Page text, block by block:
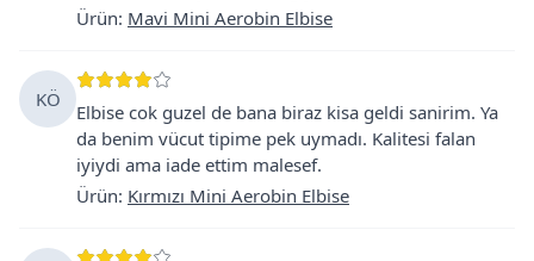
Ürün: Mavi Mini Aerobin Elbise
KÖ
Elbise cok guzel de bana biraz kisa geldi sanirim. Ya
da benim vücut tipime pek uymadı. Kalitesi falan
iyiydi ama iade ettim malesef.
Ürün: Kırmızı Mini Aerobin Elbise